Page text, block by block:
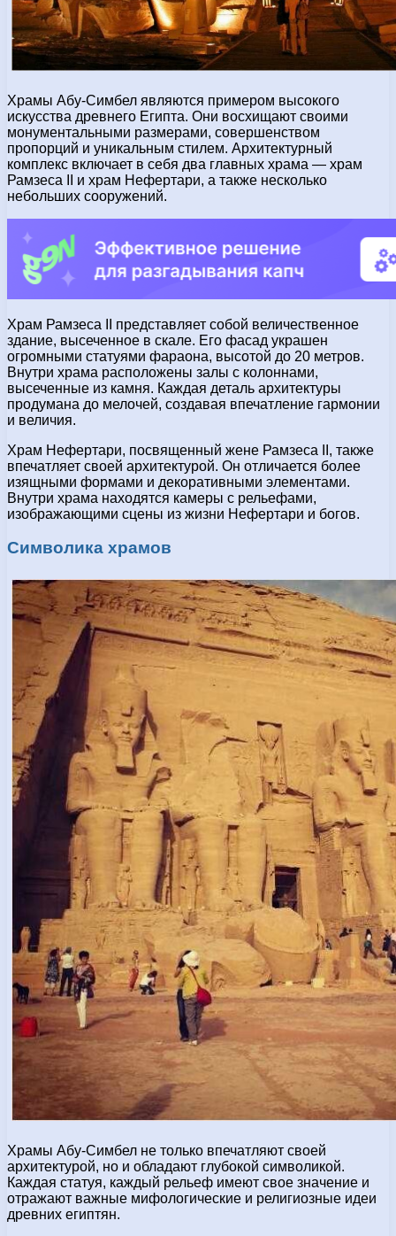
Храмы Абу-Симбел являются примером высокого
искусства древнего Египта. Они восхищают своими
монументальными размерами, совершенством
пропорций и уникальным стилем. Архитектурный
комплекс включает в себя два главных храма — храм
Рамзеса II и храм Нефертари, а также несколько
небольших сооружений.
Храм Рамзеса II представляет собой величественное
здание, высеченное в скале. Его фасад украшен
огромными статуями фараона, высотой до 20 метров.
Внутри храма расположены залы с колоннами,
высеченные из камня. Каждая деталь архитектуры
продумана до мелочей, создавая впечатление гармонии
и величия.
Храм Нефертари, посвященный жене Рамзеса II, также
впечатляет своей архитектурой. Он отличается более
изящными формами и декоративными элементами.
Внутри храма находятся камеры с рельефами,
изображающими сцены из жизни Нефертари и богов.
Символика храмов
Храмы Абу-Симбел не только впечатляют своей
архитектурой, но и обладают глубокой символикой.
Каждая статуя, каждый рельеф имеют свое значение и
отражают важные мифологические и религиозные идеи
древних египтян.